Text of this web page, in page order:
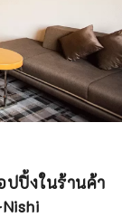
ปิ้งในร้านค้า